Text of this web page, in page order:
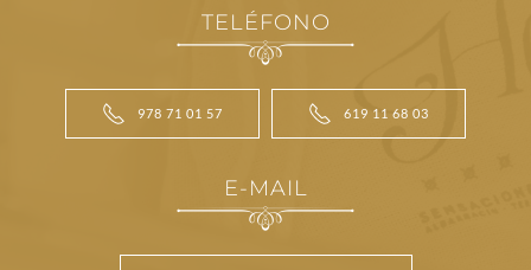
TELÉFONO
978 71 01 57 619 11 68 03
E-MAIL